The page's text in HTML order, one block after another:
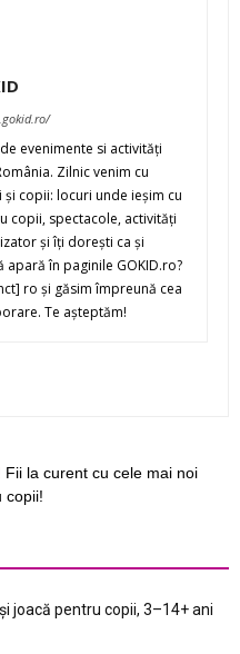
evenimente si activităţi
Zilnic venim cu
copii: locuri unde ieşim cu
copii, spectacole, activităţi
şi îţi doreşti ca şi
în paginile GOKID.ro?
ro şi găsim împreună cea
Te aşteptăm!
Fii la curent cu cele mai noi
copii!
joacă pentru copii, 3–14+ ani